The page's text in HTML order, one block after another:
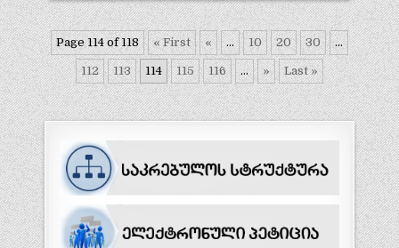
Page 114 of 118 « First « ... 10 20 30 ...
112 113 114 115 116 ... » Last »